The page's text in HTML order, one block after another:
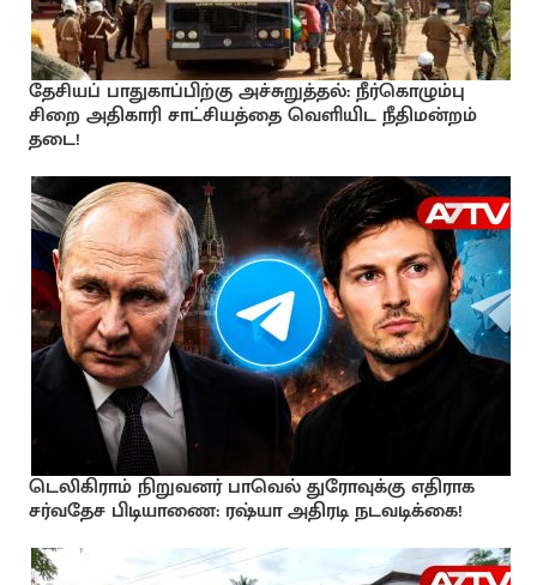
தேசியப் பாதுகாப்பிற்கு அச்சுறுத்தல்: நீர்கொழும்பு
சிறை அதிகாரி சாட்சியத்தை வெளியிட நீதிமன்றம்
தடை!
டெலிகிராம் நிறுவனர் பாவெல் துரோவுக்கு எதிராக
சர்வதேச பிடியாணை: ரஷ்யா அதிரடி நடவடிக்கை!